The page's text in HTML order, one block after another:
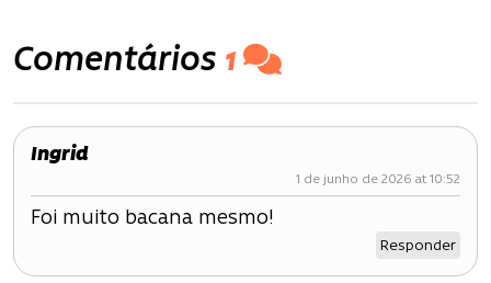
v
e
g
a
ç
ã
Comentários 1
Ingrid
1 de junho de 2026 at 10:52
Foi muito bacana mesmo!
Responder